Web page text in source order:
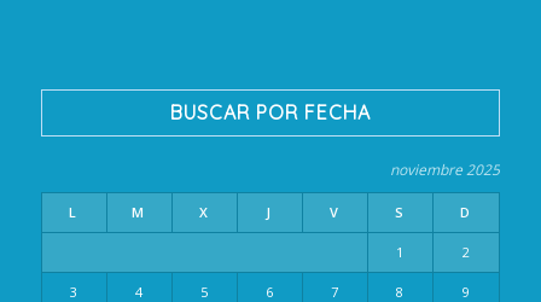
BUSCAR POR FECHA
noviembre 2025
L M X J V S D
1 2
3 4 5 6 7 8 9